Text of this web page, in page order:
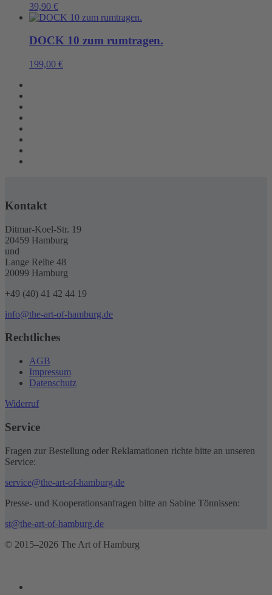
39,90 €
DOCK 10 zum rumtragen.
199,00 €
Kontakt
Ditmar-Koel-Str. 19
20459 Hamburg
und
Lange Reihe 48
20099 Hamburg
+49 (40) 41 42 44 19
info@the-art-of-hamburg.de
Rechtliches
AGB
Impressum
Datenschutz
Widerruf
Service
Fragen zur Bestellung oder Reklamationen richte bitte an unseren
Service:
service@the-art-of-hamburg.de
Presse- und Kooperationsanfragen bitte an Sabine Tönnissen:
st@the-art-of-hamburg.de
© 2015–2026 The Art of Hamburg